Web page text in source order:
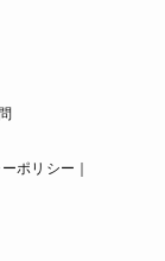
ポリシー